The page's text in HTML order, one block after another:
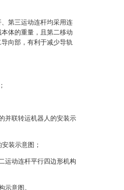
第三运动连杆均采用连
体的重量，且第二移动
向部，有利于减少导轨
并联转运机器人的安装示
装示意图；
运动连杆平行四边形机构
示意图。